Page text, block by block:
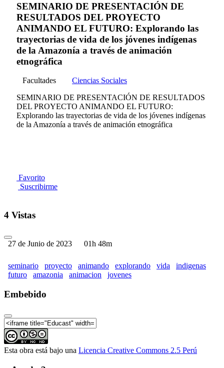
SEMINARIO DE PRESENTACIÓN DE
RESULTADOS DEL PROYECTO
ANIMANDO EL FUTURO: Explorando las
trayectorias de vida de los jóvenes indígenas
de la Amazonía a través de animación
etnográfica
Facultades
Ciencias Sociales
SEMINARIO DE PRESENTACIÓN DE RESULTADOS
DEL PROYECTO ANIMANDO EL FUTURO:
Explorando las trayectorias de vida de los jóvenes indígenas
de la Amazonía a través de animación etnográfica
Favorito
Suscribirme
4 Vistas
27 de Junio de 2023 01h 48m
seminario proyecto animando explorando vida
indigenas
futuro
amazonia animacion jovenes
Embebido
Esta obra está bajo una Licencia Creative Commons 2.5 Perú